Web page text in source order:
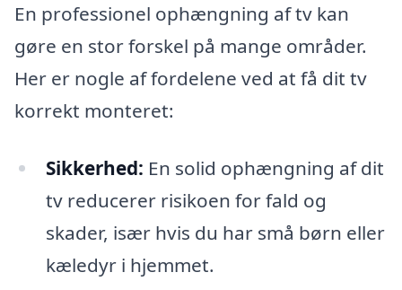
En professionel ophængning af tv kan
gøre en stor forskel på mange områder.
Her er nogle af fordelene ved at få dit tv
korrekt monteret:
Sikkerhed: En solid ophængning af dit
tv reducerer risikoen for fald og
skader, især hvis du har små børn eller
kæledyr i hjemmet.